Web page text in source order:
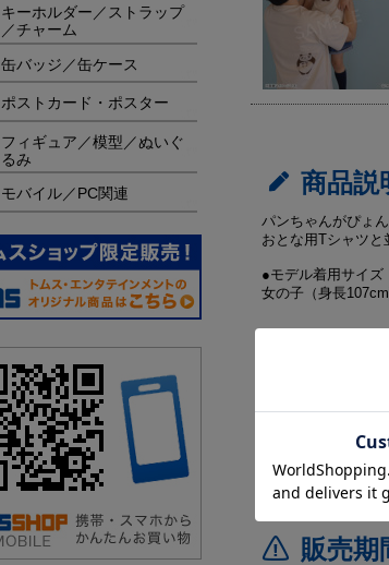
キーホルダー／ストラップ
／チャーム
缶バッジ／缶ケース
ポストカード・ポスター
フィギュア／模型／ぬいぐ
るみ
モバイル／PC関連
商品説
パンちゃんがぴょ
おとな用Tシャツと
●モデル着用サイズ
女の子（身長
130：着丈53.0 身
110：着丈45.0 身
【素材】本体:綿
【原産国】中国
販売期